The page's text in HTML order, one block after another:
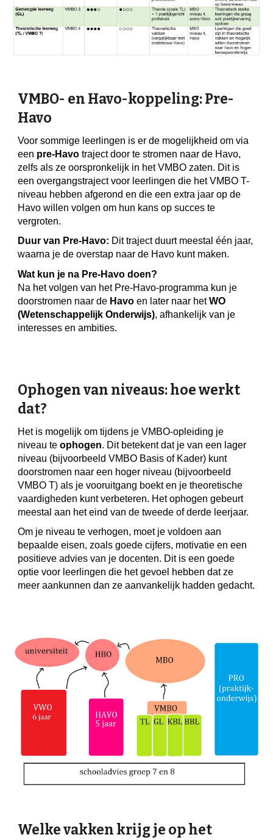
VMBO- en Havo-koppeling: Pre-
Havo
Voor sommige leerlingen is er de mogelijkheid om via
een pre-Havo traject door te stromen naar de Havo,
zelfs als ze oorspronkelijk in het VMBO zaten. Dit is
een overgangstraject voor leerlingen die het VMBO T-
niveau hebben afgerond en die een extra jaar op de
Havo willen volgen om hun kans op succes te
vergroten.
Duur van Pre-Havo: Dit traject duurt meestal één jaar,
waarna je de overstap naar de Havo kunt maken.
Wat kun je na Pre-Havo doen?
Na het volgen van het Pre-Havo-programma kun je
doorstromen naar de Havo en later naar hetWO
(Wetenschappelijk Onderwijs), afhankelijk van je
interesses en ambities.
Ophogen van niveaus: hoe werkt
dat?
Het is mogelijk om tijdens je VMBO-opleiding je
niveau teophogen. Dit betekent dat je van een lager
niveau (bijvoorbeeld VMBO Basis of Kader) kunt
doorstromen naar een hoger niveau (bijvoorbeeld
VMBO T) als je vooruitgang boekt en je theoretische
vaardigheden kunt verbeteren. Het ophogen gebeurt
meestal aan het eind van de tweede of derde leerjaar.
Om je niveau te verhogen, moet je voldoen aan
bepaalde eisen, zoals goede cijfers, motivatie en een
positieve advies van je docenten. Dit is een goede
optie voor leerlingen die het gevoel hebben dat ze
meer aankunnen dan ze aanvankelijk hadden gedacht.
Welke vakken krijg je op het